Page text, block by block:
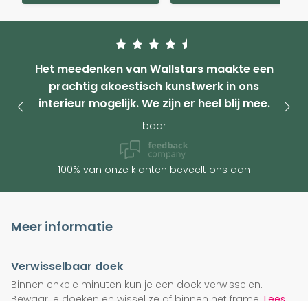
Het meedenken van Wallstars maakte een
prachtig akoestisch kunstwerk in ons
interieur mogelijk. We zijn er heel blij mee.
baar
100% van onze klanten beveelt ons aan
Meer informatie
Verwisselbaar doek
Binnen enkele minuten kun je een doek verwisselen.